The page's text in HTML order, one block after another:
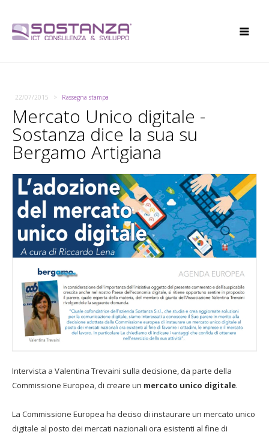
22/07/2015 Rassegna stampa
Mercato Unico digitale -
Sostanza dice la sua su
Bergamo Artigiana
Intervista a Valentina Trevaini sulla decisione, da parte della
Commissione Europea, di creare un mercato unico digitale.
La Commissione Europea ha deciso di instaurare un mercato unico
digitale al posto dei mercati nazionali ora esistenti al fine di